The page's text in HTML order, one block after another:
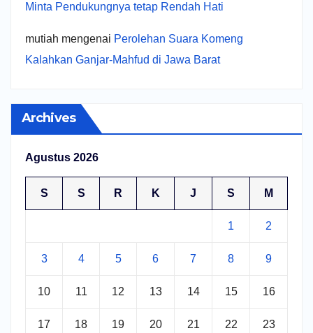
Minta Pendukungnya tetap Rendah Hati
mutiah mengenai Perolehan Suara Komeng
Kalahkan Ganjar-Mahfud di Jawa Barat
Archives
Agustus 2026
S S R K J S M
1 2
3 4 5 6 7 8 9
10 11 12 13 14 15 16
17 18 19 20 21 22 23